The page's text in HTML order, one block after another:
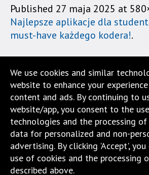
Informatyczna
Naukach
Strona
jest
wyposażona
menu
skiplinks
pozwalające
szybko
przechodzić
Published 27 maja 2025 at
Najlepsze aplikacje dla
must-have każdego kodera!.
We use cookies and similar
website to enhance your
content and ads. By continuing to
website/app, you consent to the
technologies and the processing
data for personalized and non-
advertising. By clicking 'Accept',
use of cookies and the processing
described above.